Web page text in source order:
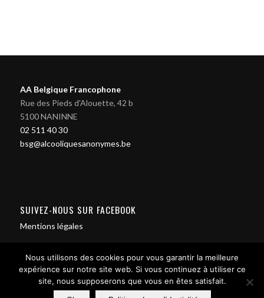
AA Belgique Francophone
Rue des Pieds d'Alouette, 42 b
5100 NANINNE
02 511 40 30
bsg@alcooliquesanonymes.be
SUIVEZ-NOUS SUR FACEBOOK
Mentions légales
Nous utilisons des cookies pour vous garantir la meilleure
expérience sur notre site web. Si vous continuez à utiliser ce
site, nous supposerons que vous en êtes satisfait.
Contact us